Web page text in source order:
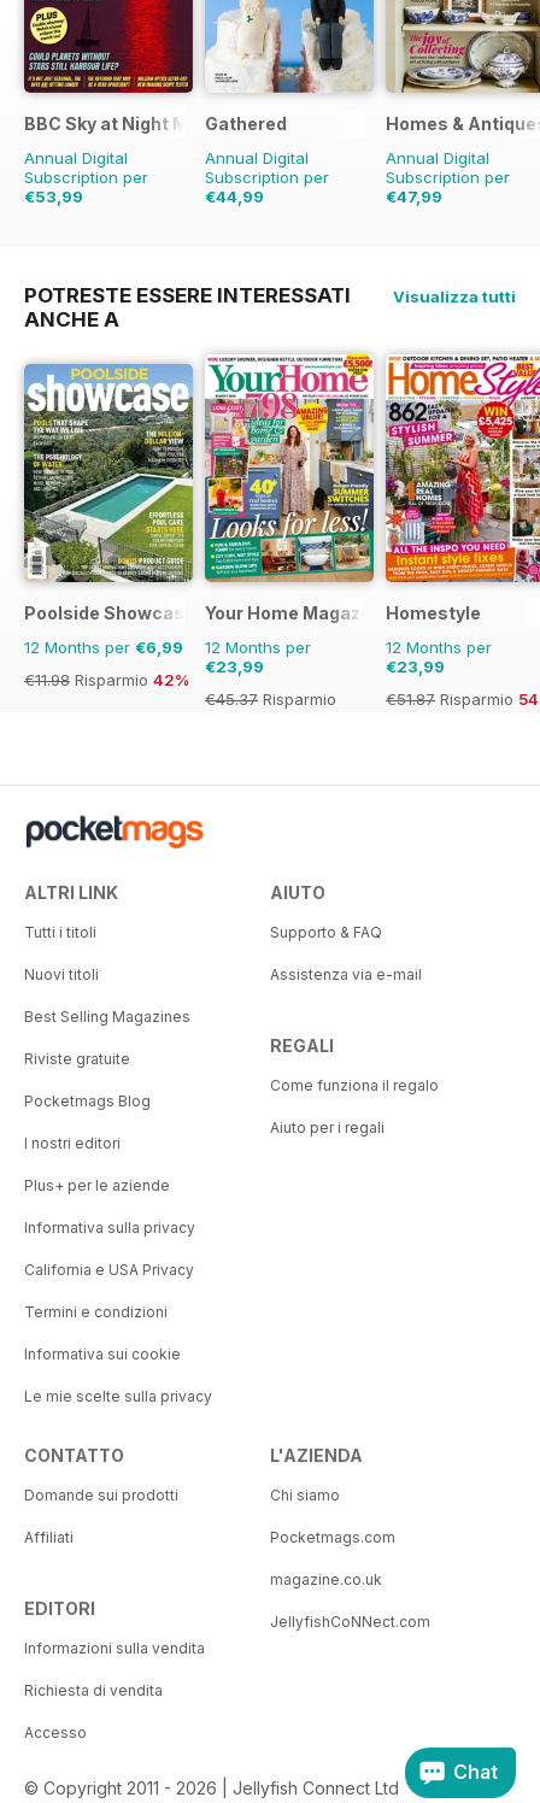
BBC Sky at Night Magazine
Annual Digital
Subscription per
€53,99
Gathered
Annual Digital
Subscription per
€44,99
Homes &
Annual Digital
Subscription per
€47,99
POTRESTE ESSERE INTERESSATI
ANCHE A
Visualizza tutti
Poolside Showcase
12 Months per €6,99
€11.98 Risparmio 42%
Your Home Magazine
12 Months per
€23,99
€45.37 Risparmio
Homestyle
12 Months per
€23,99
€51.87 Risparmio
ALTRI LINK
Tutti i titoli
Nuovi titoli
Best Selling Magazines
Riviste gratuite
Pocketmags Blog
I nostri editori
Plus+ per le aziende
Informativa sulla privacy
California e USA Privacy
Termini e condizioni
Informativa sui cookie
Le mie scelte sulla privacy
AIUTO
Supporto & FAQ
Assistenza via e-mail
REGALI
Come funziona il regalo
Aiuto per i regali
CONTATTO
Domande sui prodotti
Affiliati
EDITORI
Informazioni sulla vendita
Richiesta di vendita
Accesso
L'AZIENDA
Chi siamo
Pocketmags.com
magazine.co.uk
JellyfishCoNNect.com
© Copyright 2011 - 2026 | Jellyfish Connect Ltd
Chat